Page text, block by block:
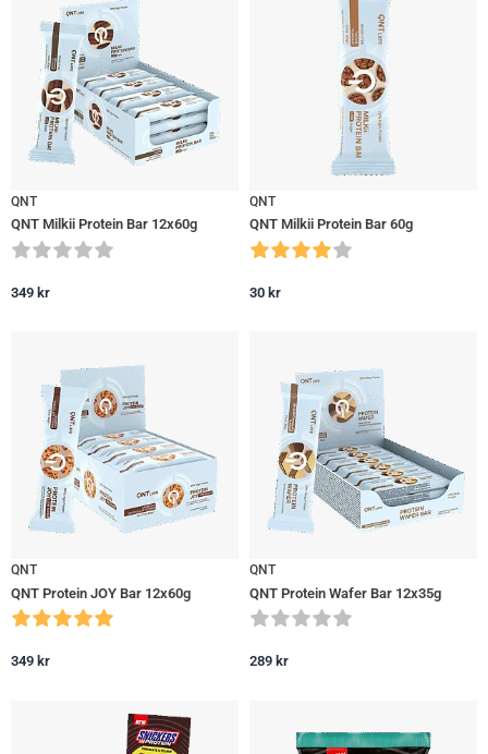
QNT
QNT Milkii Protein Bar 12x60g
349 kr
QNT
QNT Milkii Protein Bar 60g
30 kr
QNT
QNT Protein JOY Bar 12x60g
349 kr
QNT
QNT Protein Wafer Bar 12x35g
289 kr